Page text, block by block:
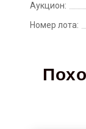
Аукцион:
Номер лота: